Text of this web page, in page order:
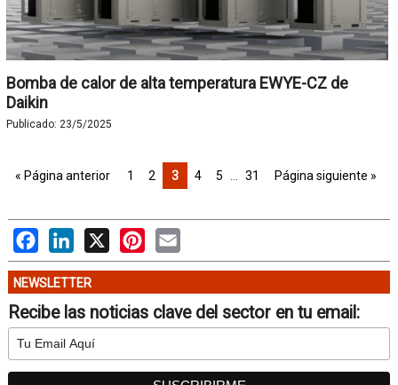
Bomba de calor de alta temperatura EWYE-CZ de
Daikin
Publicado: 23/5/2025
« Página anterior 1 2 3 4 5 31 Página siguiente »
FacebookLinkedIn
X PinterestEmail
NEWSLETTER
Recibe las noticias clave del sector en tu email: